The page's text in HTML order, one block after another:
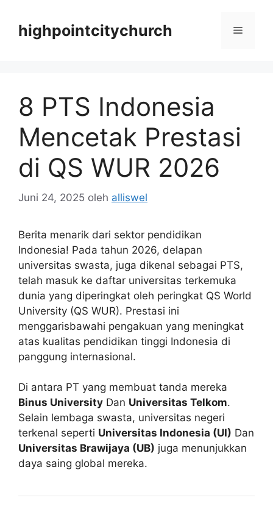
highpointcitychurch Menu
8 PTS Indonesia
Mencetak Prestasi
di QS WUR 2026
Juni 24, 2025 oleh alliswel
Berita menarik dari sektor pendidikan
Indonesia! Pada tahun 2026, delapan
universitas swasta, juga dikenal sebagai PTS,
telah masuk ke daftar universitas terkemuka
dunia yang diperingkat oleh peringkat QS World
University (QS WUR). Prestasi ini
menggarisbawahi pengakuan yang meningkat
atas kualitas pendidikan tinggi Indonesia di
panggung internasional.
Di antara PT yang membuat tanda mereka
Binus University Dan Universitas Telkom.
Selain lembaga swasta, universitas negeri
terkenal seperti Universitas Indonesia (UI) Dan
Universitas Brawijaya (UB) juga menunjukkan
daya saing global mereka.